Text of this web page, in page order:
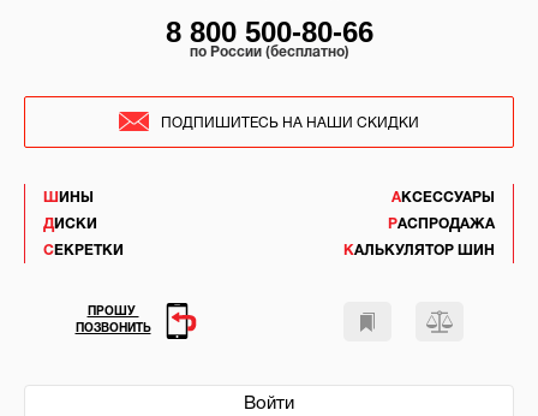
ШИНЫ
ДИСКИ
СЕКРЕТКИ
АКСЕССУАРЫ
РАСПРОДАЖА
КАЛЬКУЛЯТОР ШИН
Войти
8 800 500-80-66
по России (бесплатно)
ПОДПИШИТЕСЬ НА НАШИ СКИДКИ
ПРОШУ
ПОЗВОНИТЬ